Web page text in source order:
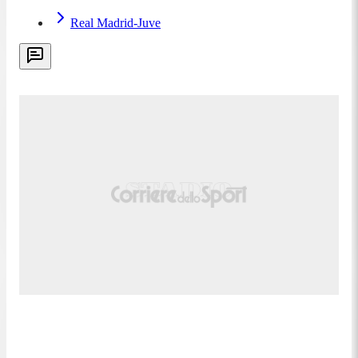
Juve
Diagonale insidioso di Tchouameni, Di Gregorio con
77' - Cambio per il Real Madrid:
Real Madrid-Juve